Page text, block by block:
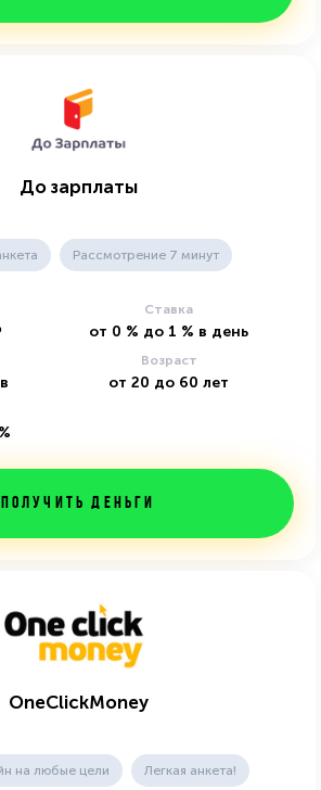
До зарплаты
Рассмотрение 7 минут
Ставка
от 0 % до 1 % в день
Возраст
от 20 до 60 лет
Получить деньги
OneClickMoney
на любые цели Легкая анкета!